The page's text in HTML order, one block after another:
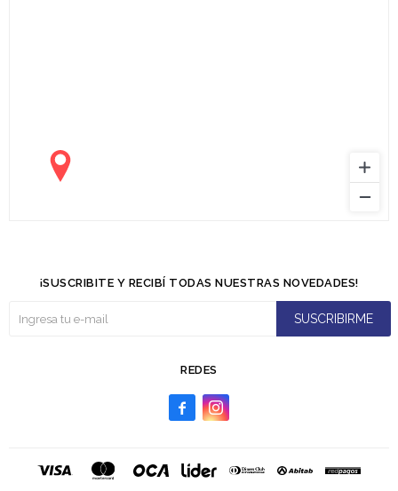
REDES
 
¡SUSCRIBITE Y RECIBÍ TODAS NUESTRAS NOVEDADES!
SUSCRIBIRME